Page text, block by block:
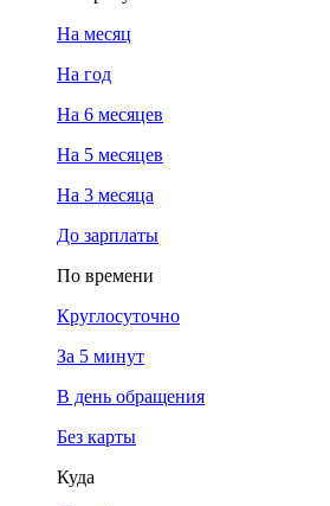
На месяц
На год
На 6 месяцев
На 5 месяцев
На 3 месяца
До зарплаты
По времени
Круглосуточно
За 5 минут
В день обращения
Без карты
Куда